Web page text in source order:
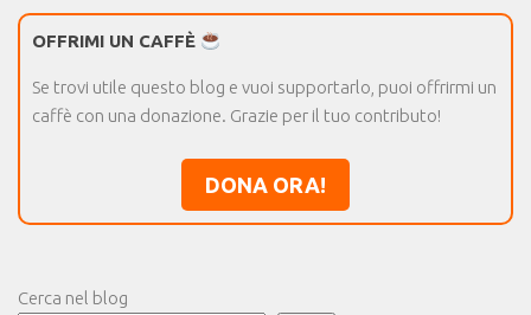
OFFRIMI UN CAFFÈ
Se trovi utile questo blog e vuoi supportarlo, puoi offrirmi un
caffè con una donazione. Grazie per il tuo contributo!
DONA ORA!
Cerca nel blog